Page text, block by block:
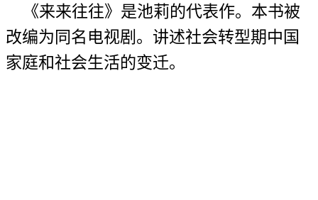
《来来往往》是池莉的代表作。本书被
改编为同名电视剧。讲述社会转型期中国
家庭和社会生活的变迁。